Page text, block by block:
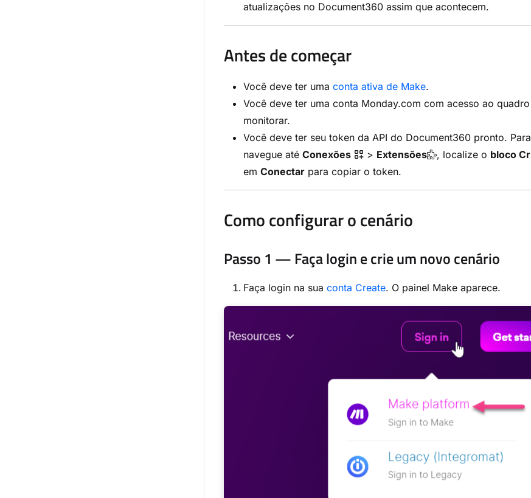
atualizações no Document360 assim que acontecem.
Antes de começar
Você deve ter uma conta ativa de Make.
Você deve ter uma conta Monday.com com acesso ao
monitorar.
Você deve ter seu token da API do Document360 pronto.
navegue até Conexões > Extensões , localize o bloco
em Conectar para copiar o token.
Como configurar o cenário
Passo 1 — Faça login e crie um novo cenário
Faça login na sua conta Create. O painel Make aparece.